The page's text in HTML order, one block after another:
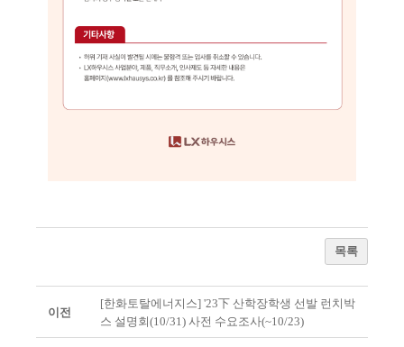
목록
이전
[한화토탈에너지스] '23下 산학장학생 선발 런치박
스 설명회(10/31) 사전 수요조사(~10/23)